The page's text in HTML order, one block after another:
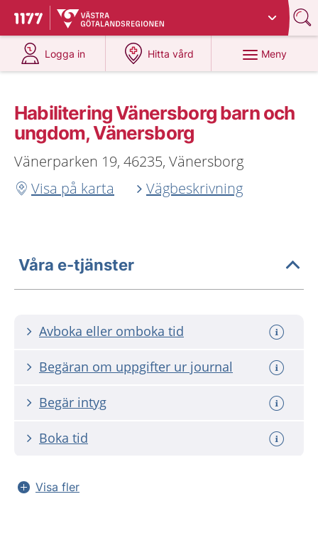
Till startsidan för 1177
Du har valt region
Logga in
på 1177.se
Hitta vård
på 1177.se
Meny
Habilitering Vänersborg barn och
ungdom, Vänersborg
Vänerparken 19, 46235, Vänersborg
Visa på karta
Vägbeskrivning
Våra e-tjänster
Avboka eller omboka tid
Begäran om uppgifter ur journal
Begär intyg
Boka tid
Visa fler